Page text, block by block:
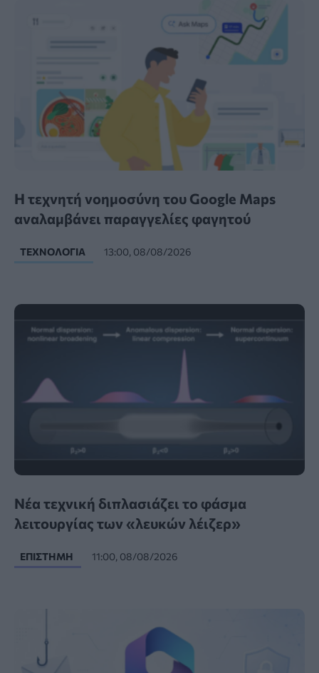
Η τεχνητή νοημοσύνη του Google Maps
αναλαμβάνει παραγγελίες φαγητού
ΤΕΧΝΟΛΟΓΊΑ 13:00, 08/08/2026
Νέα τεχνική διπλασιάζει το φάσμα
λειτουργίας των «λευκών λέιζερ»
ΕΠΙΣΤΉΜΗ 11:00, 08/08/2026